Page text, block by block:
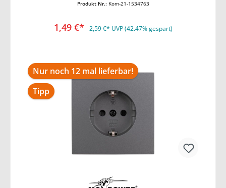
Produkt Nr.: Kom-21-1534763
1,49 €* 2,59 €* UVP (42.47% gespart)
Nur noch 12 mal lieferbar!
Tipp